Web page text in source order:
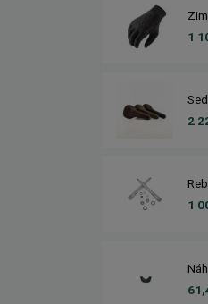
1
2
1